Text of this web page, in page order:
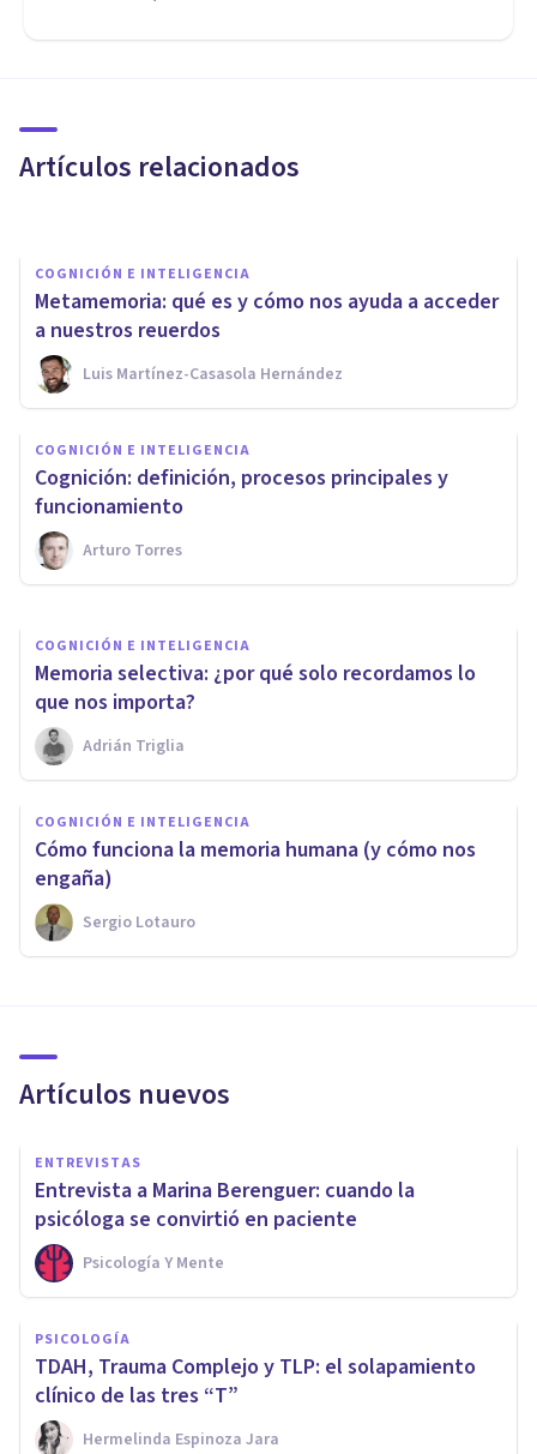
Artículos relacionados
8 ejercicios de estimulación
tercera edad
COGNICIÓN E INTELIGENCIA
Metamemoria: qué es y cómo nos ayuda a acceder
a nuestros reuerdos
Luis Martínez-Casasola Hernández
COGNICIÓN E INTELIGENCIA
​Cognición: definición, procesos principales y
funcionamiento
Arturo Torres
COGNICIÓN E INTELIGENCIA
Memoria de trabajo
(operativa): componentes y
funciones
Arturo Torres
COGNICIÓN E INTELIGENCIA
​Memoria selectiva: ¿por qué solo recordamos lo
que nos importa?
Adrián Triglia
COGNICIÓN E INTELIGENCIA
​Cómo funciona la memoria humana (y cómo nos
engaña)
Sergio Lotauro
Artículos nuevos
ENTREVISTAS
Entrevista a Marina Berenguer: cuando la
psicóloga se convirtió en paciente
Psicología Y Mente
PSICOLOGÍA
TDAH, Trauma Complejo y TLP: el solapamiento
clínico de las tres “T”
Hermelinda Espinoza Jara